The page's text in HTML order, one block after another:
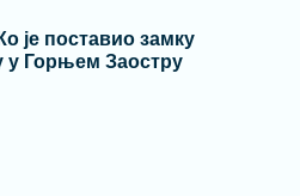
је поставио замку
у Горњем Заостру